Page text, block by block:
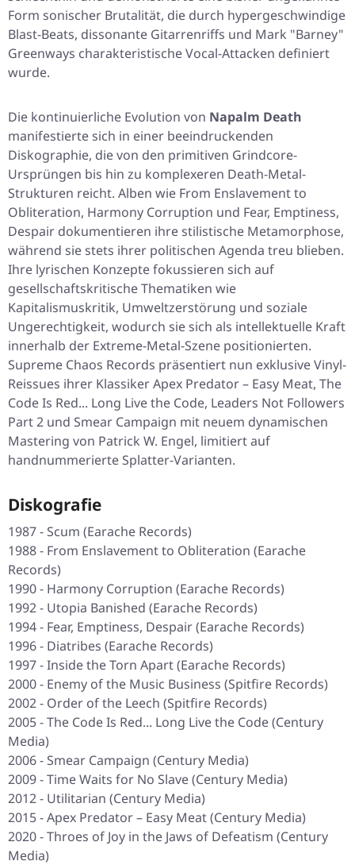
Form sonischer Brutalität, die durch hypergeschwindige
Blast-Beats, dissonante Gitarrenriffs und Mark "Barney"
Greenways charakteristische Vocal-Attacken definiert
wurde.
Die kontinuierliche Evolution von Napalm Death
manifestierte sich in einer beeindruckenden
Diskographie, die von den primitiven Grindcore-
Ursprüngen bis hin zu komplexeren Death-Metal-
Strukturen reicht. Alben wie From Enslavement to
Obliteration, Harmony Corruption und Fear, Emptiness,
Despair dokumentieren ihre stilistische Metamorphose,
während sie stets ihrer politischen Agenda treu blieben.
Ihre lyrischen Konzepte fokussieren sich auf
gesellschaftskritische Thematiken wie
Kapitalismuskritik, Umweltzerstörung und soziale
Ungerechtigkeit, wodurch sie sich als intellektuelle Kraft
innerhalb der Extreme-Metal-Szene positionierten.
Supreme Chaos Records präsentiert nun exklusive Vinyl-
Reissues ihrer KlassikerApex Predator – Easy Meat, The
Code Is Red... Long Live the Code, Leaders Not Followers
Part 2 und Smear Campaign mit neuem dynamischen
Mastering von Patrick W. Engel, limitiert auf
handnummerierte Splatter-Varianten.
Diskografie
1987 - Scum (Earache Records)
1988 - From Enslavement to Obliteration (Earache
Records)
1990 - Harmony Corruption (Earache Records)
1992 - Utopia Banished (Earache Records)
1994 - Fear, Emptiness, Despair (Earache Records)
1996 - Diatribes (Earache Records)
1997 - Inside the Torn Apart (Earache Records)
2000 - Enemy of the Music Business (Spitfire Records)
2002 - Order of the Leech (Spitfire Records)
2005 - The Code Is Red... Long Live the Code (Century
Media)
2006 - Smear Campaign (Century Media)
2009 - Time Waits for No Slave (Century Media)
2012 - Utilitarian (Century Media)
2015 - Apex Predator – Easy Meat (Century Media)
2020 - Throes of Joy in the Jaws of Defeatism (Century
Media)